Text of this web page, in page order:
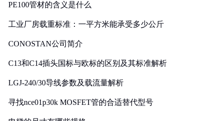
PE100管材的含义是什么
工业厂房载重标准：一平方米能承受多少公斤
CONOSTAN公司简介
C13和C14插头国标与欧标的区别及其标准解析
LGJ-240/30导线参数及载流量解析
寻找nce01p30k MOSFET管的合适替代型号